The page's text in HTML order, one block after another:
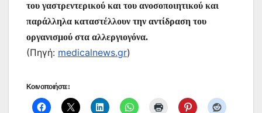
του γαστρεντερικού και του ανοσοποιητικού και
παράλληλα καταστέλλουν την αντίδραση του
οργανισμού στα αλλεργιογόνα.
(Πηγή: medicalnews.gr)
Κοινοποιήστε: